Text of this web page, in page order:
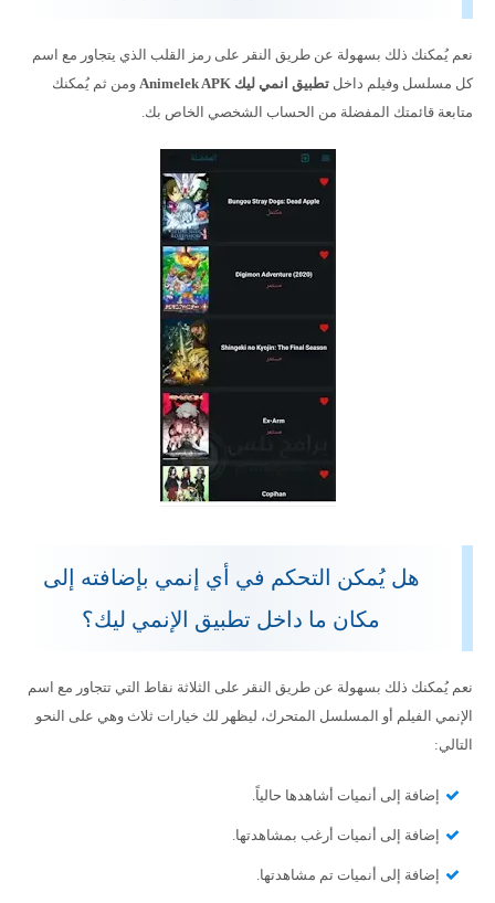
نعم يُمكنك ذلك بسهولة عن طريق النقر على رمز القلب الذي يتجاور مع اسم
كل مسلسل وفيلم داخل تطبيق انمي ليك Animelek APK ومن ثم يُمكنك
متابعة قائمتك المفضلة من الحساب الشخصي الخاص بك.
هل يُمكن التحكم في أي إنمي بإضافته إلى
مكان ما داخل تطبيق الإنمي ليك؟
نعم يُمكنك ذلك بسهولة عن طريق النقر على الثلاثة نقاط التي تتجاور مع اسم
الإنمي الفيلم أو المسلسل المتحرك، ليظهر لك خيارات ثلاث وهي على النحو
التالي:
إضافة إلى أنميات أشاهدها حالياً.
إضافة إلى أنميات أرغب بمشاهدتها.
إضافة إلى أنميات تم مشاهدتها.